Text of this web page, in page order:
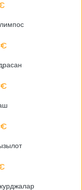
где поселение
истории до сих
местами.
раскопок,
были найдены
что первое
от правителя
под
в умах
государствами, но
древних городов
городов